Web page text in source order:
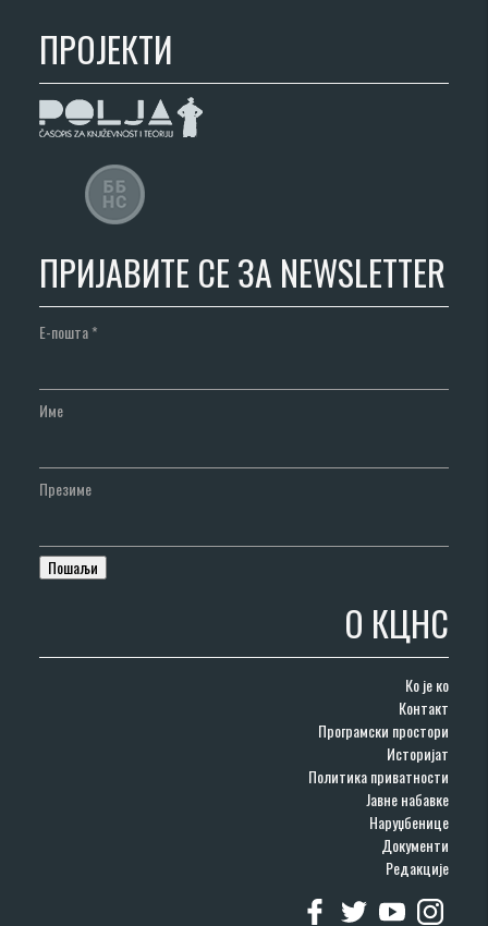
ПРОЈЕКТИ
ПРИЈАВИТЕ СЕ ЗА NEWSLETTER
Е-пошта*
Име
Презиме
О КЦНС
Ко је ко
Контакт
Програмски простори
Историјат
Политика приватности
Јавне набавке
Наруџбенице
Документи
Редакције